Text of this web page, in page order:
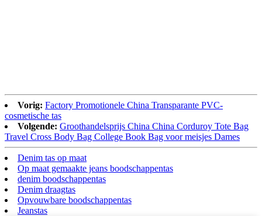
Vorig: Factory Promotionele China Transparante PVC-
cosmetische tas
Volgende: Groothandelsprijs China China Corduroy Tote Bag
Travel Cross Body Bag College Book Bag voor meisjes Dames
Denim tas op maat
Op maat gemaakte jeans boodschappentas
denim boodschappentas
Denim draagtas
Opvouwbare boodschappentas
Jeanstas